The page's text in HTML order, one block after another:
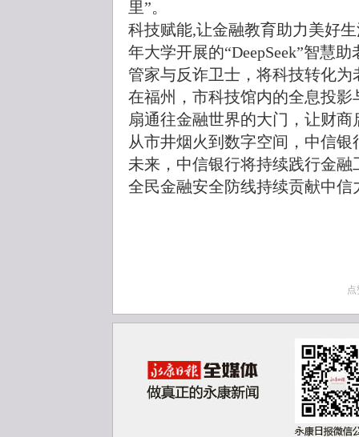
里”。
科技赋能,让金融教育助力美好
年大学开展的“DeepSeek”智慧
管家与反诈卫士，将科技转化
在福州，市科技馆内的全息投
扇通往金融世界的大门，让财
从市井烟火到数字空间，中信
未来，中信银行将持续践行金
全民金融安全防线持续贡献中信
点